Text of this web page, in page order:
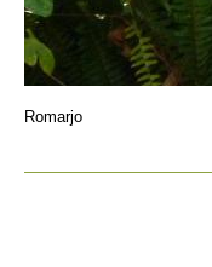
Romarjo